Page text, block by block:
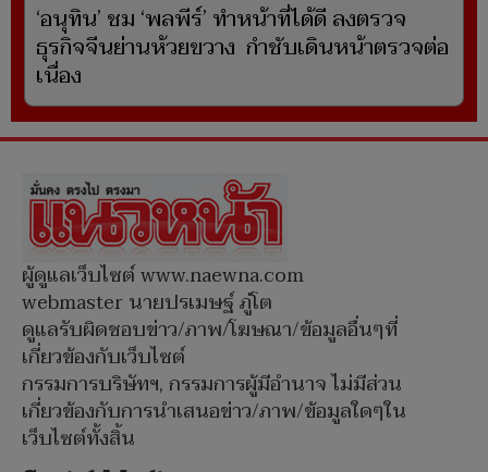
‘อนุทิน’ ชม ‘พลพีร์’ ทำหน้าที่ได้ดี ลงตรวจ
ธุรกิจจีนย่านห้วยขวาง กำชับเดินหน้าตรวจต่อ
เนื่อง
ผู้ดูแลเว็บไซต์ www.naewna.com
webmaster นายปรเมษฐ์ ภู่โต
ดูแลรับผิดชอบข่าว/ภาพ/โฆษณา/ข้อมูลอื่นๆที่
เกี่ยวข้องกับเว็บไซต์
กรรมการบริษัทฯ, กรรมการผู้มีอำนาจ ไม่มีส่วน
เกี่ยวข้องกับการนำเสนอข่าว/ภาพ/ข้อมูลใดๆใน
เว็บไซต์ทั้งสิ้น